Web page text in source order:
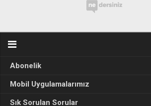
Abonelik
Mobil Uygulamalarımız
Sık Sorulan Sorular